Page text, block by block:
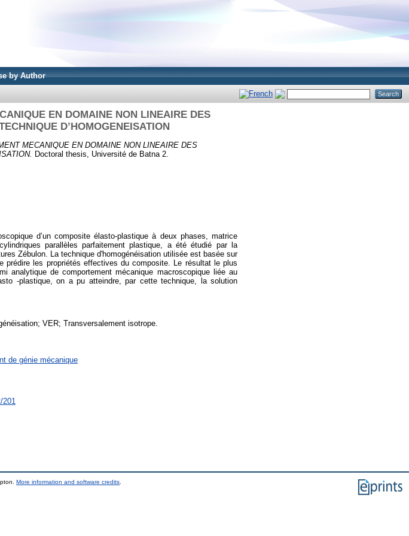
by Author
EN DOMAINE NON LINEAIRE DES
D’HOMOGENEISATION
MECANIQUE EN DOMAINE NON LINEAIRE DES
Doctoral thesis, Université de Batna 2.
d’un composite élasto-plastique à deux phases, matrice
parallèles parfaitement plastique, a été étudié par la
Zébulon. La technique d'homogénéisation utilisée est basée sur
prédire les propriétés effectives du composite. Le résultat le plus
analytique de comportement mécanique macroscopique liée au
-plastique, on a pu atteindre, par cette technique, la solution
VER; Transversalement isotrope.
de génie mécanique
More information and software credits